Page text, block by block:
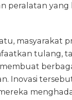
peralatan yang
masyarakat
tulang,
Inovasi